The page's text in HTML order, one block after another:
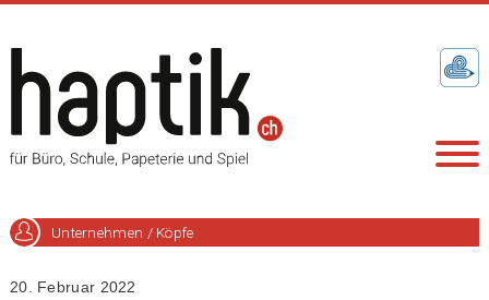
Unternehmen / Köpfe
20. Februar 2022